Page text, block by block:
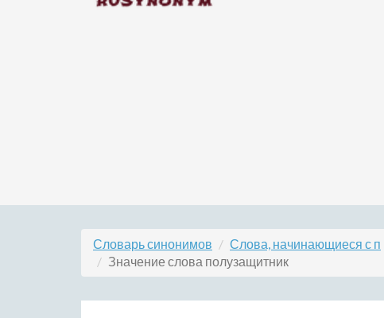
Словарь синонимов Слова, начинающиеся с п
Значение слова полузащитник